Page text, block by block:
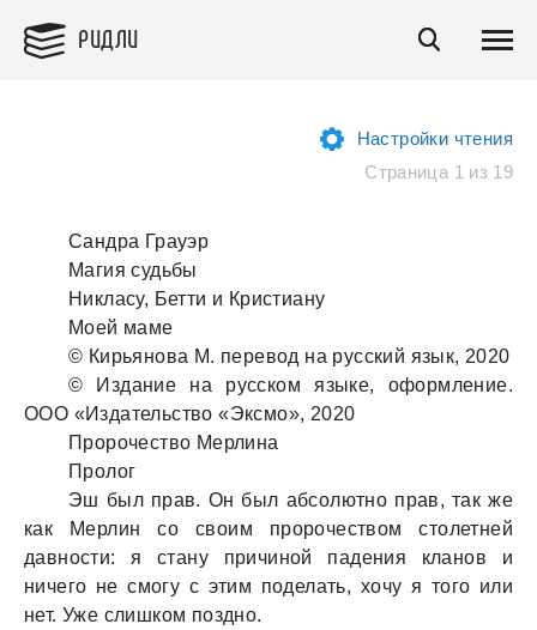
РИДЛИ
Настройки чтения
Страница 1 из 19
Сандра Грауэр
Магия судьбы
Никласу, Бетти и Кристиану
Моей маме
© Кирьянова М. перевод на русский язык, 2020
© Издание на русском языке, оформление.
ООО «Издательство «Эксмо», 2020
Пророчество Мерлина
Пролог
Эш был прав. Он был абсолютно прав, так же
как Мерлин со своим пророчеством столетней
давности: я стану причиной падения кланов и
ничего не смогу с этим поделать, хочу я того или
нет. Уже слишком поздно.